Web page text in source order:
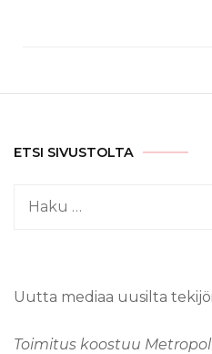
ETSI SIVUSTOLTA
Haku:
Uutta mediaa uusilta
Toimitus koostuu